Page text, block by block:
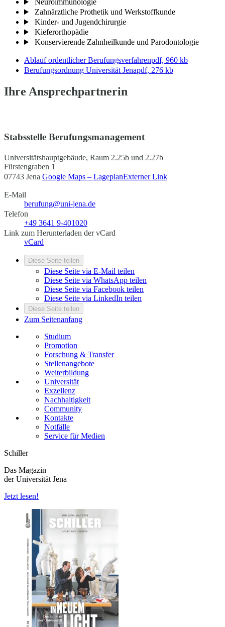
Neuroimmunologie
Zahnärztliche Prothetik und Werkstoffkunde
Kinder- und Jugendchirurgie
Kieferorthopädie
Konservierende Zahnheilkunde und Parodontologie
Ablauf ordentlicher Berufungsverfahrenpdf, 960 kb
Berufungsordnung Universität Jenapdf, 276 kb
Ihre Ansprechpartnerin
Stabsstelle Berufungsmanagement
Universitätshauptgebäude, Raum 2.25b und 2.27b
Fürstengraben 1
07743 Jena Google Maps – LageplanExterner Link
E-Mail
berufung@uni-jena.de
Telefon
+49 3641 9-401020
Link zum Herunterladen der vCard
vCard
Diese Seite teilen
Diese Seite via E-Mail teilen
Diese Seite via WhatsApp teilen
Diese Seite via Facebook teilen
Diese Seite via LinkedIn teilen
Diese Seite teilen
Zum Seitenanfang
Studium
Promotion
Forschung & Transfer
Stellenangebote
Weiterbildung
Universität
Exzellenz
Nachhaltigkeit
Community
Kontakte
Notfälle
Service für Medien
Schiller
Das Magazin
der Universität Jena
Jetzt lesen!